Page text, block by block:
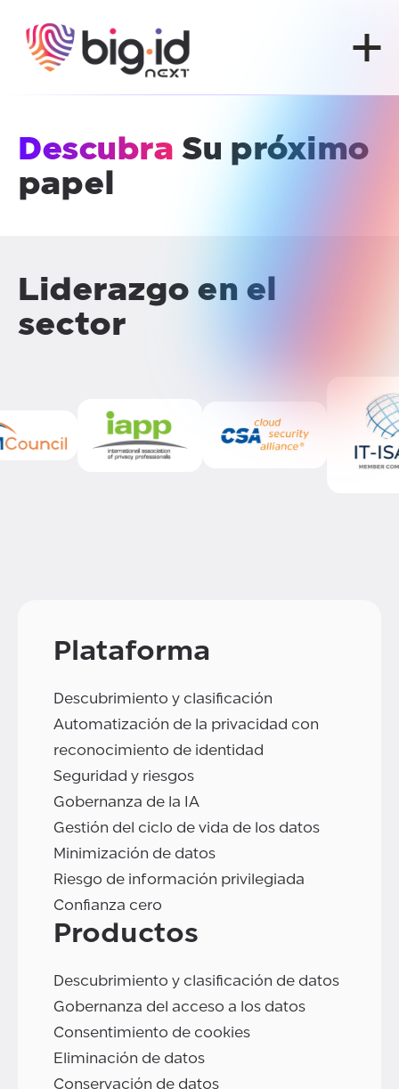
Descubra Su próximo
papel
Liderazgo en el
sector
Plataforma
Descubrimiento y clasificación
Automatización de la privacidad con
reconocimiento de identidad
Seguridad y riesgos
Gobernanza de la IA
Gestión del ciclo de vida de los datos
Minimización de datos
Riesgo de información privilegiada
Confianza cero
Productos
Descubrimiento y clasificación de datos
Gobernanza del acceso a los datos
Consentimiento de cookies
Eliminación de datos
Conservación de datos